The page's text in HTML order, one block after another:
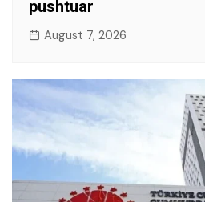
pushtuar
August 7, 2026